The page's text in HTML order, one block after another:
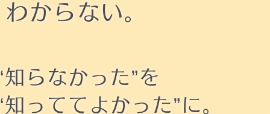
わからない。
知らなかった”を
知っててよかった”に。